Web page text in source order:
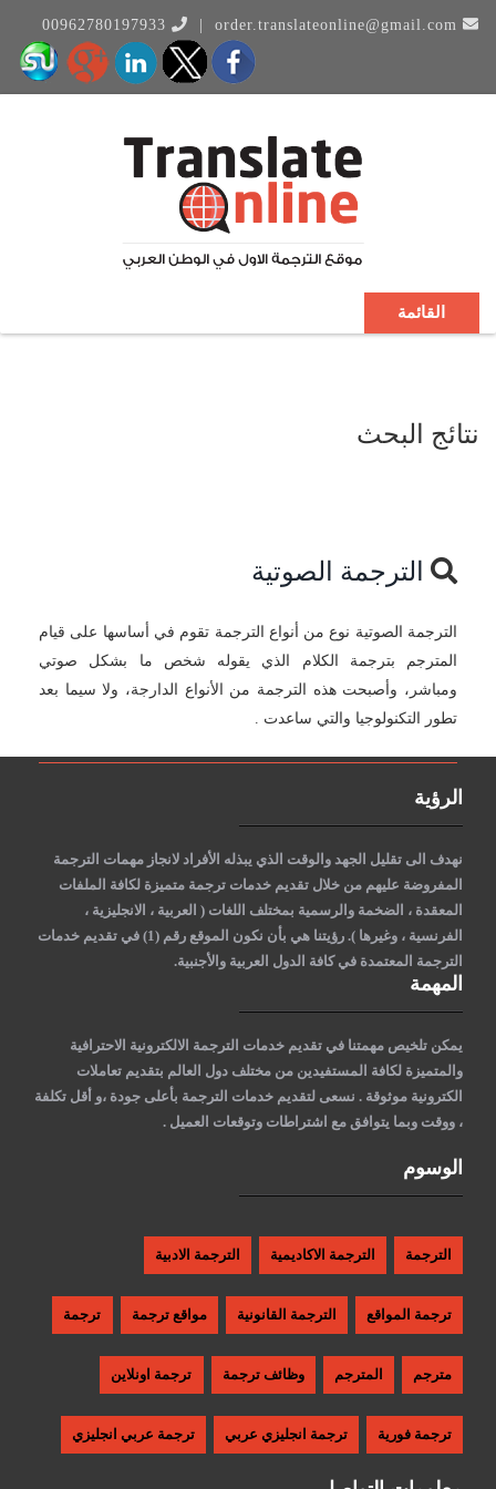
order.translateonline@gmail.com
00962780197933
القائمة
نتائج البحث
الترجمة الصوتية
الترجمة الصوتية نوع من أنواع الترجمة تقوم في أساسها على قيام
المترجم بترجمة الكلام الذي يقوله شخص ما بشكل صوتي
ومباشر، وأصبحت هذه الترجمة من الأنواع الدارجة، ولا سيما بعد
تطور التكنولوجيا والتي ساعدت .
الرؤية
نهدف الى تقليل الجهد والوقت الذي يبذله الأفراد لانجاز مهمات الترجمة
المفروضة عليهم من خلال تقديم خدمات ترجمة متميزة لكافة الملفات
المعقدة ، الضخمة والرسمية بمختلف اللغات ( العربية ، الانجليزية ،
الفرنسية ، وغيرها )
. رؤيتنا هي بأن نكون الموقع رقم (1) في تقديم خدمات
الترجمة المعتمدة في كافة الدول العربية والأجنبية.
المهمة
يمكن تلخيص مهمتنا في تقديم خدمات الترجمة الالكترونية الاحترافية
والمتميزة لكافة المستفيدين من مختلف دول العالم بتقديم تعاملات
الكترونية موثوقة . نسعى لتقديم خدمات الترجمة بأعلى جودة ،و أقل تكلفة
، ووقت وبما يتوافق مع اشتراطات وتوقعات العميل .
الوسوم
الترجمة الترجمة الاكاديمية الترجمة الادبية
ترجمة المواقع الترجمة القانونية مواقع ترجمة ترجمة
مترجم المترجم وظائف ترجمة ترجمة اونلاين
ترجمة فورية ترجمة انجليزي عربي ترجمة عربي انجليزي